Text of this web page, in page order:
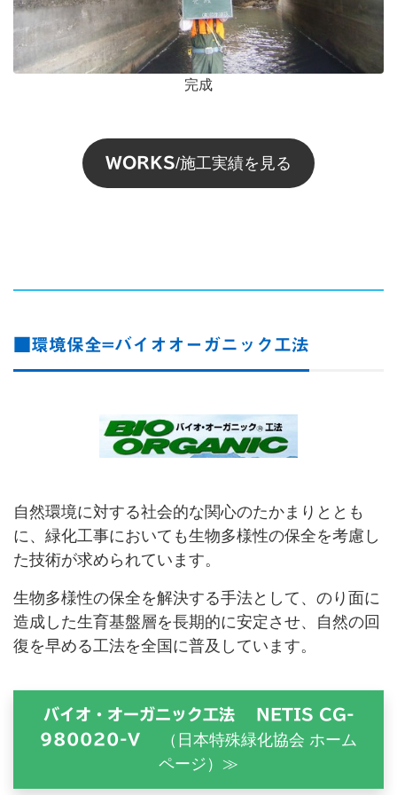
完成
WORKS/施工実績を見る
■環境保全=バイオオーガニック工法
自然環境に対する社会的な関心のたかまりととも
に、緑化工事においても生物多様性の保全を考慮し
た技術が求められています。
生物多様性の保全を解決する手法として、のり面に
造成した生育基盤層を長期的に安定させ、自然の回
復を早める工法を全国に普及しています。
バイオ・オーガニック工法 NETIS CG-
980020-V
（日本特殊緑化協会 ホーム
ページ）≫